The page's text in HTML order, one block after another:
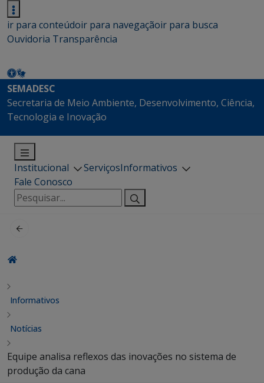
ir para conteúdoir para navegaçãoir para busca
Ouvidoria Transparência
SEMADESC
Secretaria de Meio Ambiente, Desenvolvimento, Ciência,
Tecnologia e Inovação
Institucional ServiçosInformativos
Fale Conosco
Pesquisar
por:
Informativos
Notícias
Equipe analisa reflexos das inovações no sistema de
produção da cana